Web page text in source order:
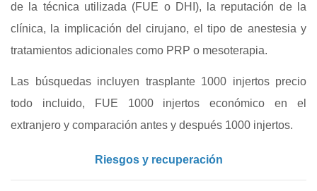
de la técnica utilizada (FUE o DHI), la reputación de la
clínica, la implicación del cirujano, el tipo de anestesia y
tratamientos adicionales como PRP o mesoterapia.
Las búsquedas incluyen trasplante 1000 injertos precio
todo incluido, FUE 1000 injertos económico en el
extranjero y comparación antes y después 1000 injertos.
Riesgos y recuperación